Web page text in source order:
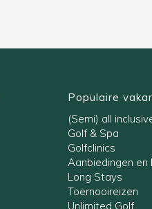
Populaire
(Semi) all
Golf & Spa
Golfclinics
Aanbiedingen en
Long Stays
Toernooireizen
Unlimited Golf